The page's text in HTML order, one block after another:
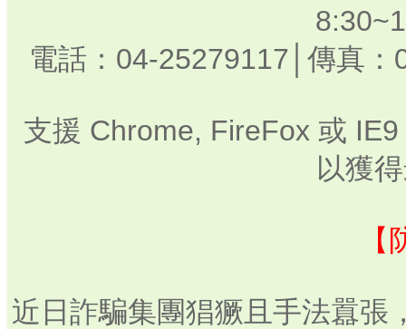
電話：04-25279117│傳真
支援 Chrome, FireFox 或
以獲
近日詐騙集團猖獗且手法囂張